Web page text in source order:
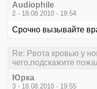
Audiophile
2 - 18.08.2010 - 19:54
Срочно вызывайте
Re: Рвота кровью у
чего,подскажите
Юрка
3 - 18.08.2010 - 19:55